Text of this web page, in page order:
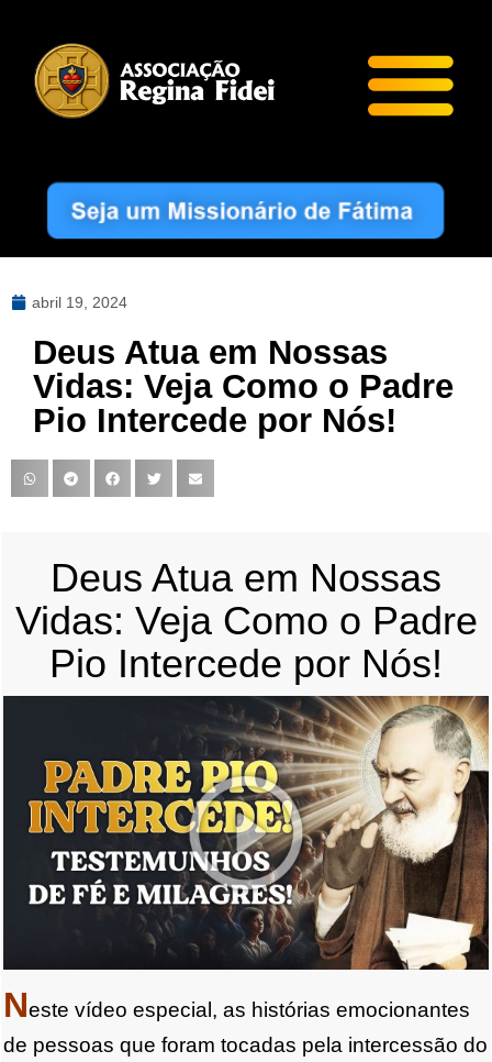
abril 19, 2024
Deus Atua em Nossas
Vidas: Veja Como o Padre
Pio Intercede por Nós!
Deus Atua em Nossas
Vidas: Veja Como o Padre
Pio Intercede por Nós!
Neste vídeo especial, as histórias emocionantes
de pessoas que foram tocadas pela intercessão do